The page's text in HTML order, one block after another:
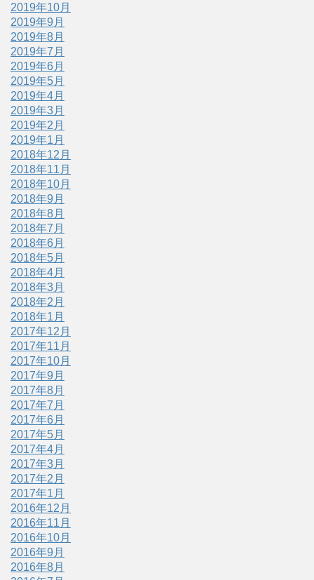
2019年10月
2019年9月
2019年8月
2019年7月
2019年6月
2019年5月
2019年4月
2019年3月
2019年2月
2019年1月
2018年12月
2018年11月
2018年10月
2018年9月
2018年8月
2018年7月
2018年6月
2018年5月
2018年4月
2018年3月
2018年2月
2018年1月
2017年12月
2017年11月
2017年10月
2017年9月
2017年8月
2017年7月
2017年6月
2017年5月
2017年4月
2017年3月
2017年2月
2017年1月
2016年12月
2016年11月
2016年10月
2016年9月
2016年8月